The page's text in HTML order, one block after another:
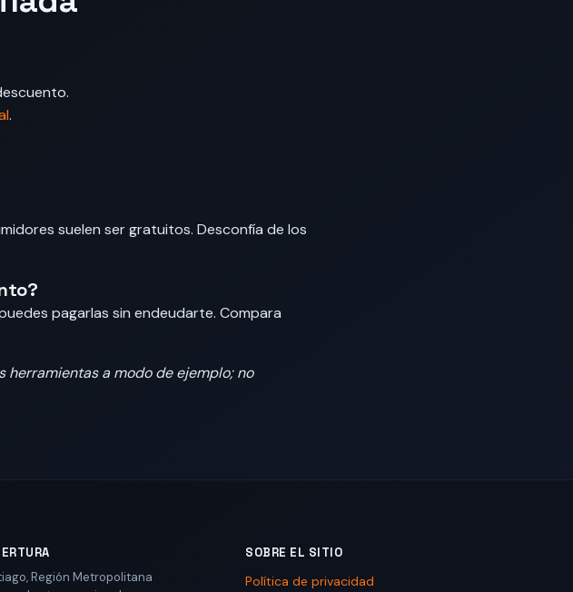
.
suelen ser gratuitos. Desconfía de los
pagarlas sin endeudarte. Compara
a modo de ejemplo; no
,Región Metropolitana
SOBRE EL SITIO
Política de privacidad